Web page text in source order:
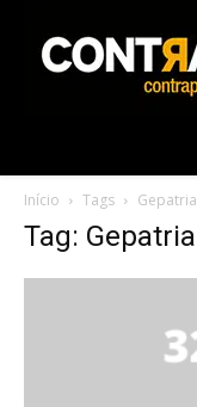
Início Tags Gepatria
Tag: Gepatria